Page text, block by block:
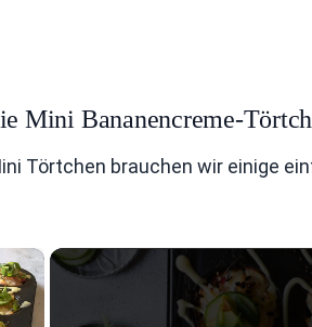
Mini Bananencreme-
Törtchen brauchen wir einige
×